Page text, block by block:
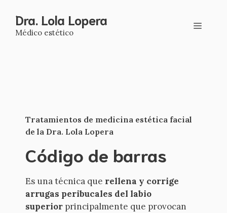
contenido
Dra. Lola Lopera
Médico estético
Menú
Tratamientos de medicina estética facial
de la Dra. Lola Lopera
Código de barras
Es una técnica que rellena y corrige
arrugas peribucales del labio
superior principalmente que provocan